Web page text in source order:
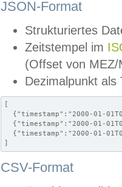
JSON-Format
Strukturiertes
Zeitstempel im
(Offset von MEZ/
Dezimalpunkt als
[
{"timestamp":"2000-01-
{"timestamp":"2000-01-
{"timestamp":"2000-01-
]
CSV-Format